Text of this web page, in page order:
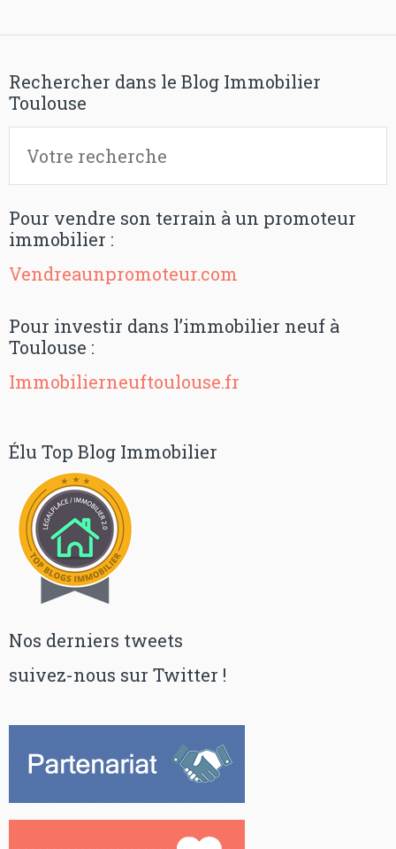
Rechercher dans le Blog Immobilier
Toulouse
Pour vendre son terrain à un promoteur
immobilier :
Vendreaunpromoteur.com
Pour investir dans l’immobilier neuf à
Toulouse :
Immobilierneuftoulouse.fr
Élu Top Blog Immobilier
Nos derniers tweets
suivez-nous sur Twitter !